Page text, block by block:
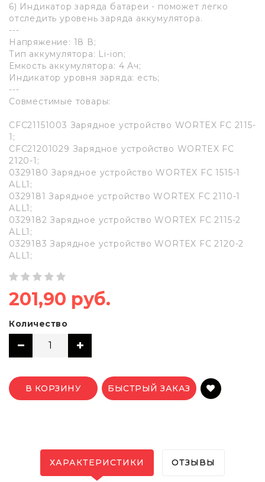
6) Индикатор заряда батареи - поможет легко
отследить уровень заряда аккумулятора.
---
Напряжение: 18 В;
Тип аккумулятора: Li-ion;
Емкость аккумулятора: 4 Ач;
Индикатор уровня заряда: есть;
---
Совместимые товары:
CFC21151003 Зарядное устройство WORTEX FC 2115-
1;
CFC21201029 Зарядное устройство WORTEX FC
2120-1;
0329180 Зарядное устройство WORTEX FC 1515-1
ALL1;
0329181 Зарядное устройство WORTEX FC 2110-1
ALL1;
0329182 Зарядное устройство WORTEX FC 2115-2
ALL1;
0329183 Зарядное устройство WORTEX FC 2120-2
ALL1;
201,90 руб.
Количество
В КОРЗИНУ БЫСТРЫЙ ЗАКАЗ
ХАРАКТЕРИСТИКИ ОТЗЫВЫ